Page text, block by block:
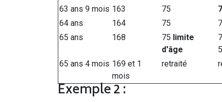
63 ans 9 mois 163 75
64 ans
164 75
65 ans
168 75 limite
d'âge
65 ans 4 mois 169 et 1
mois
retraité
Exemple 2 :